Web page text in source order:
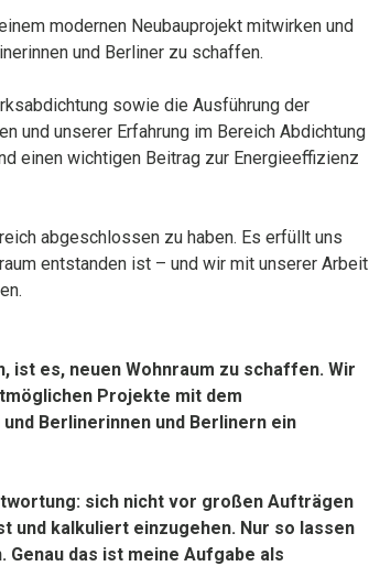
modernen Neubauprojekt mitwirken und
und Berliner zu schaffen.
sowie die Ausführung der
und unserer Erfahrung im Bereich Abdichtung
einen wichtigen Beitrag zur Energieeffizienz
abgeschlossen zu haben. Es erfüllt uns
entstanden ist – und wir mit unserer Arbeit
ist es, neuen Wohnraum zu schaffen. Wir
Projekte mit dem
Berlinerinnen und Berlinern ein
sich nicht vor großen Aufträgen
und kalkuliert einzugehen. Nur so lassen
das ist meine Aufgabe als